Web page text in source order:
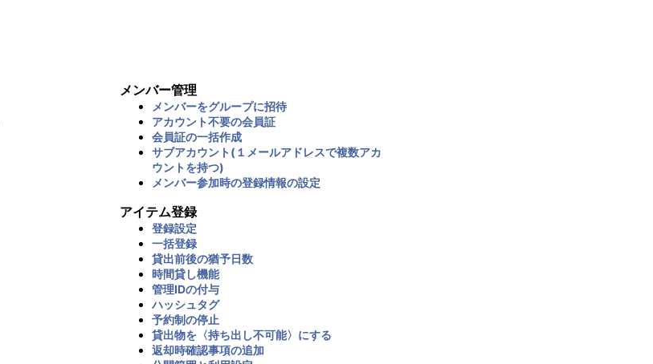
メンバー管理
メンバーをグループに招待
アカウント不要の会員証
会員証の一括作成
サブアカウント(１メールアドレスで複数アカ
ウントを持つ)
メンバー参加時の登録情報の設定
アイテム登録
登録設定
一括登録
貸出前後の猶予日数
時間貸し機能
管理IDの付与
ハッシュタグ
予約制の停止
貸出物を〈持ち出し不可能〉にする
返却時確認事項の追加